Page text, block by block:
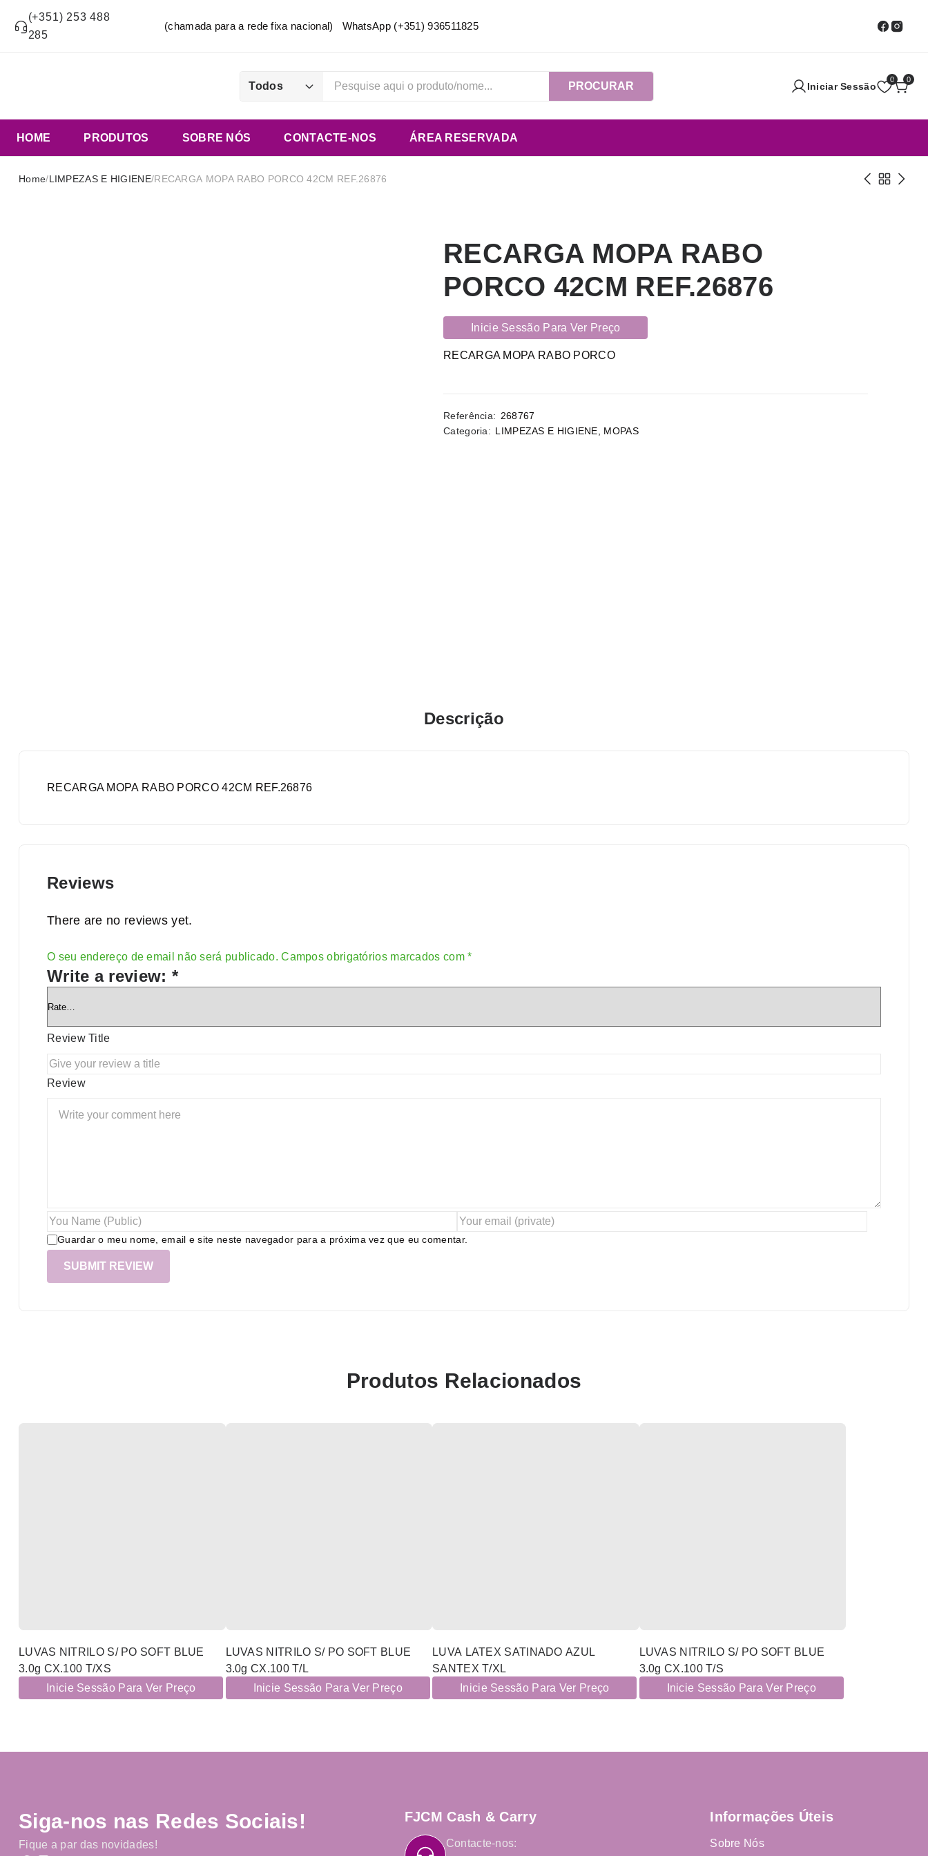
(+351) 253 488
285
(chamada para a rede fixa nacional) WhatsApp (+351) 936511825
Todos PROCURAR Iniciar Sessão
0 0
HOME PRODUTOS SOBRE NÓS CONTACTE-NOS ÁREA RESERVADA
Home/LIMPEZAS E HIGIENE/RECARGA MOPA RABO PORCO 42CM REF.26876
RECARGA MOPA RABO
PORCO 42CM REF.26876
Inicie Sessão Para Ver Preço
RECARGA MOPA RABO PORCO
Referência: 268767
Categoria: LIMPEZAS E HIGIENE MOPAS
Descrição
RECARGA MOPA RABO PORCO 42CM REF.26876
Reviews
There are no reviews yet.
O seu endereço de email não será publicado. Campos obrigatórios marcados com*
Write a review: *
Review Title
Review
Guardar o meu nome, email e site neste navegador para a próxima vez que eu comentar.
Alternative:
Produtos Relacionados
LUVAS NITRILO S/ PO SOFT BLUE
3.0g CX.100 T/XS
Inicie Sessão Para Ver Preço
LUVAS NITRILO S/ PO SOFT BLUE
3.0g CX.100 T/L
Inicie Sessão Para Ver Preço
LUVA LATEX SATINADO AZUL
SANTEX T/XL
Inicie Sessão Para Ver Preço
LUVAS NITRILO S/ PO SOFT BLUE
3.0g CX.100 T/S
Inicie Sessão Para Ver Preço
Siga-nos nas Redes Sociais!
Fique a par das novidades!
FJCM Cash & Carry
Contacte-nos:
Informações Úteis
Sobre Nós